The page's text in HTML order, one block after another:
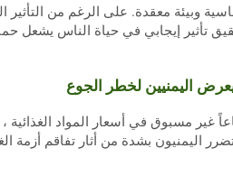
وبيئة معقدة. على الرغم من التأثير
تأثير إيجابي في حياة الناس يشعل
يعرض اليمنيين لخطر الجوع
غير مسبوق في أسعار المواد الغذائية
اليمنيون بشدة من أثار تفاقم أزمة